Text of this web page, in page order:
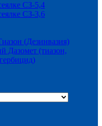
СЗ-5,4
СЗ-3,6
(Дезинвазия)
Дазомет (тиазон,